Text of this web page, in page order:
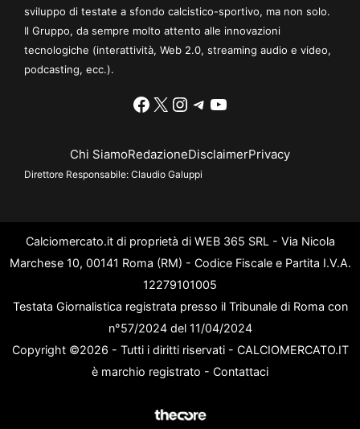
sviluppo di testate a sfondo calcistico-sportivo, ma non solo.
Il Gruppo, da sempre molto attento alle innovazioni
tecnologiche (interattività, Web 2.0, streaming audio e video,
podcasting, ecc.).
Facebook
X Instagram
Telegram
YouTube
Chi SiamoRedazioneDisclaimerPrivacy
Direttore Responsabile: Claudio Galuppi
Calciomercato.it di proprietà di WEB 365 SRL - Via Nicola
Marchese 10, 00141 Roma (RM) - Codice Fiscale e Partita I.V.A.
12279101005
Testata Giornalistica registrata presso il Tribunale di Roma con
n°57/2024 del 11/04/2024
Copyright ©2026 - Tutti i diritti riservati - CALCIOMERCATO.IT
è marchio registrato - Contattaci